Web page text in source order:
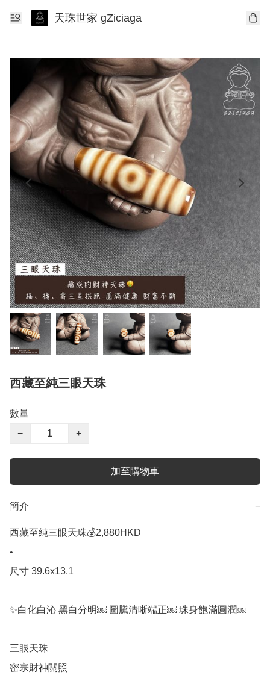
天珠世家 gZiciaga
西藏至純三眼天珠
數量
−
+
加至購物車
簡介 −
西藏至純三眼天珠💰2,880HKD
•
尺寸 39.6x13.1
✨白化白沁 黑白分明￼ 圖騰清晰端正￼ 珠身飽滿圓潤￼
三眼天珠
密宗財神關照